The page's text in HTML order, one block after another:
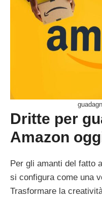
Dritte per
Amazon
Per gli amanti del fatto
si configura come una
Trasformare la